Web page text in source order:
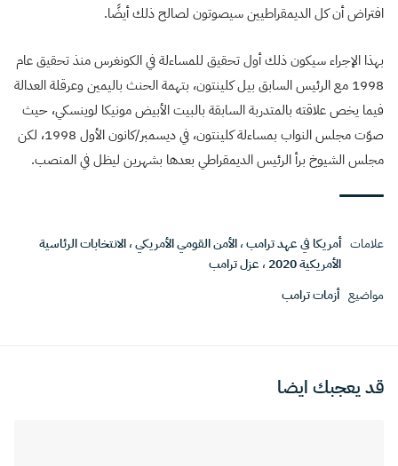
افتراض أن كل الديمقراطيين سيصوتون لصالح ذلك أيضًا.
بهذا الإجراء سيكون ذلك أول تحقيق للمساءلة في الكونغرس منذ تحقيق عام
1998 مع الرئيس السابق بيل كلينتون، بتهمة الحنث باليمين وعرقلة العدالة
فيما يخص علاقته بالمتدربة السابقة بالبيت الأبيض مونيكا لوينسكي، حيث
صوّت مجلس النواب بمساءلة كلينتون، في ديسمبر/كانون الأول 1998، لكن
مجلس الشيوخ برأ الرئيس الديمقراطي بعدها بشهرين ليظل في المنصب.
علامات أمريكا في عهد ترامب،الأمن القومي الأمريكي،الانتخابات الرئاسية
الأمريكية 2020
، عزل ترامب
مواضيع أزمات ترامب
قد يعجبك ايضا